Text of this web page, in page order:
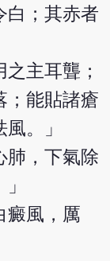
白；其赤者
之主耳聾；
；能貼諸瘡
。」
肺，下氣除
癜風，厲